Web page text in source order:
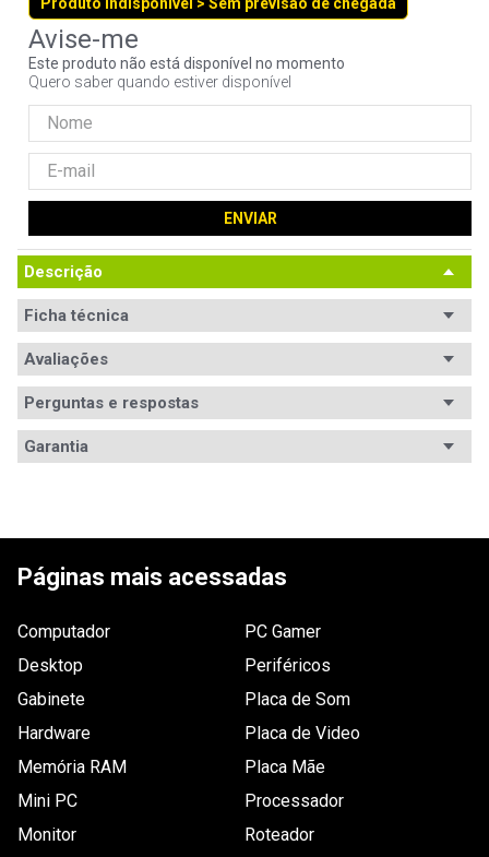
Este produto não está disponível no momento
Quero saber quando estiver disponível
ENVIAR
Descrição
Ficha técnica
Segmento
Padrão DDR4
Capacidade
Características Dissipador, Intel XMP
Dimensões Não especificada
Outras
Iluminação LED RGB personalizável
Conteúdo da
embalagem
2x Módulos de memória
Avaliações
Avaliações
ESCREVER AVALIAÇÃO
Perguntas e respostas
Garantia
Páginas mais acessadas
Computador
Desktop
Gabinete
Hardware
Memória RAM
Mini PC
Monitor
PC Gamer
Periféricos
Placa de Som
Placa de Video
Placa Mãe
Processador
Roteador
9º
fractal
10º ventoinha